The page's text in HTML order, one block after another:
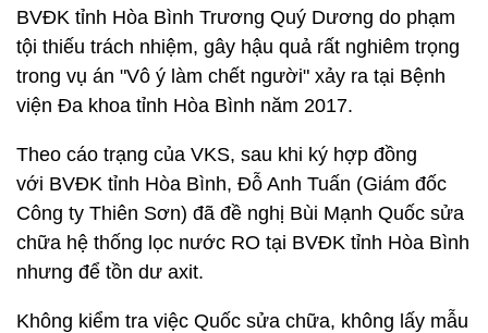
BVĐK tỉnh Hòa Bình Trương Quý Dương do phạm
tội thiếu trách nhiệm, gây hậu quả rất nghiêm trọng
trong vụ án "Vô ý làm chết người" xảy ra tại Bệnh
viện Đa khoa tỉnh Hòa Bình năm 2017.
Theo cáo trạng của VKS, sau khi ký hợp đồng
với BVĐK tỉnh Hòa Bình, Đỗ Anh Tuấn (Giám đốc
Công ty Thiên Sơn) đã đề nghị Bùi Mạnh Quốc sửa
chữa hệ thống lọc nước RO tại BVĐK tỉnh Hòa Bình
nhưng để tồn dư axit.
Không kiểm tra việc Quốc sửa chữa, không lấy mẫu